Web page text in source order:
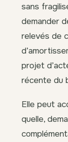
sans
demander
relevés de
projet
récente du
Elle peut
quelle,